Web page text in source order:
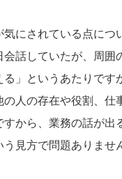
にされている点につ
会話していたが、周
る」というあたりで
の人の存在や役割、
すから、業務の話が
見方で問題ありませ